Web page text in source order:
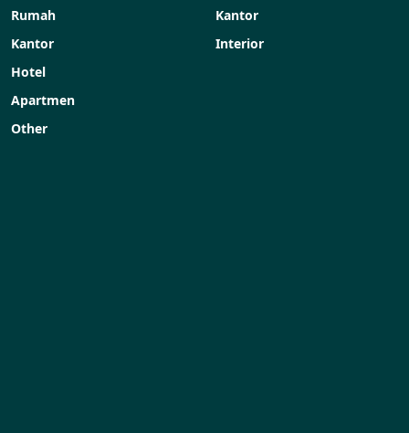
Rumah
Kantor
Hotel
Apartmen
Other
Kantor
Interior